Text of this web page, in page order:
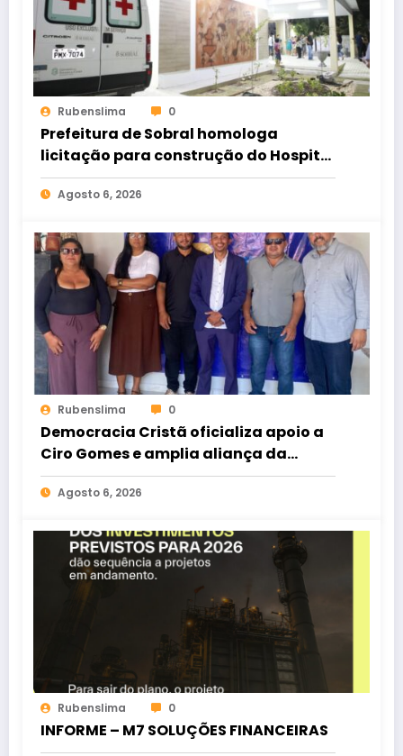
Rubenslima 0
Prefeitura de Sobral homologa
licitação para construção do Hospital
de Taperuaba
Agosto 6, 2026
Rubenslima 0
Democracia Cristã oficializa apoio a
Ciro Gomes e amplia aliança da
oposição no Ceará
Agosto 6, 2026
Rubenslima 0
INFORME – M7 SOLUÇÕES FINANCEIRAS